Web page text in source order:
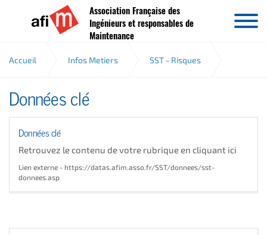
Aller au contenu
Association Française des
Ingénieurs et responsables de
Maintenance
Accueil Infos Metiers SST - Risques
Analyse des risques
Données clé
Données clé
Retrouvez le contenu de votre rubrique en cliquant ici
Lien externe - https://datas.afim.asso.fr/SST/donnees/sst-
donnees.asp